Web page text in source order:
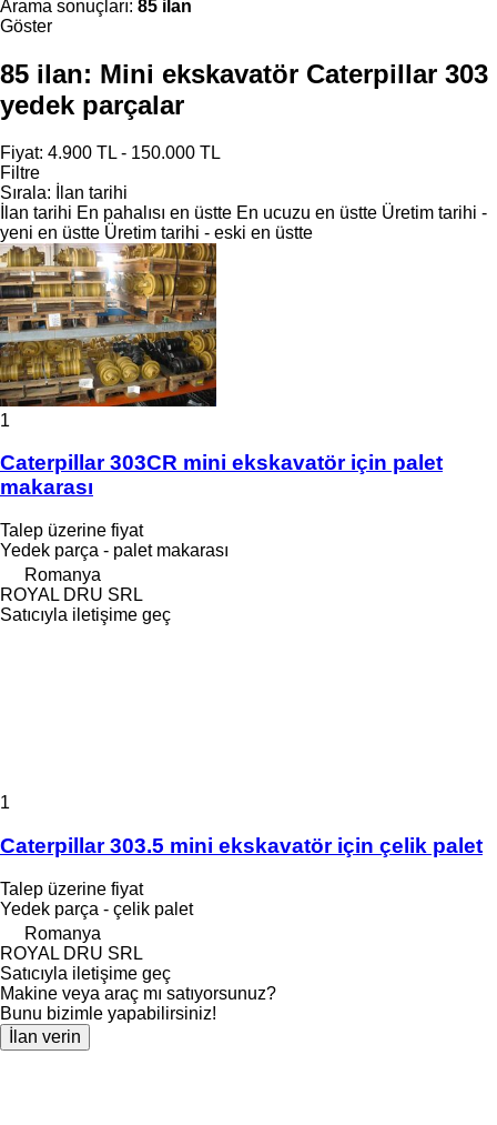
Arama sonuçları: 85 ilan
Göster
85 ilan: Mini ekskavatör Caterpillar 303
yedek parçalar
Fiyat: 4.900 TL - 150.000 TL
Filtre
Sırala:
İlan tarihi
İlan tarihi En pahalısı en üstte En ucuzu en üstte Üretim tarihi -
yeni en üstte Üretim tarihi - eski en üstte
1
Caterpillar 303CR mini ekskavatör için palet
makarası
Talep üzerine fiyat
Yedek parça - palet makarası
Romanya
ROYAL DRU SRL
Satıcıyla iletişime geç
1
Caterpillar 303.5 mini ekskavatör için çelik palet
Talep üzerine fiyat
Yedek parça - çelik palet
Romanya
ROYAL DRU SRL
Satıcıyla iletişime geç
Makine veya araç mı satıyorsunuz?
Bunu bizimle yapabilirsiniz!
İlan verin